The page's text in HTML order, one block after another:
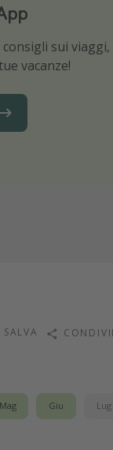
sui viaggi,
vacanze!
le migliori offerte
SALVA
Mag Giu Lug